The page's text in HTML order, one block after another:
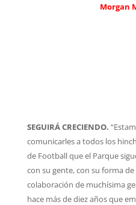
Morgan
SEGUIRÁ CRECIENDO.
comunicarles a todos los
de Football que el Parque
con su gente, con su forma
colaboración de muchísima
hace más de diez años que